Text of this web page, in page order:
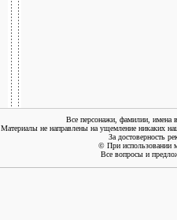
Все персонажи, фамилии, имена
Материалы не направлены на ущемление никаких
За достоверность
© При использовании
Все вопросы и